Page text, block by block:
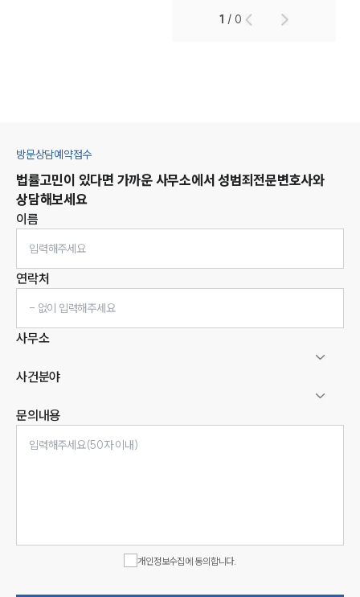
1 /0
방문상담예약접수
법률고민이 있다면 가까운 사무소에서 성범죄전문변호사와
상담해보세요
이름
연락처
사무소
사건분야
문의내용
개인정보수집에 동의합니다.